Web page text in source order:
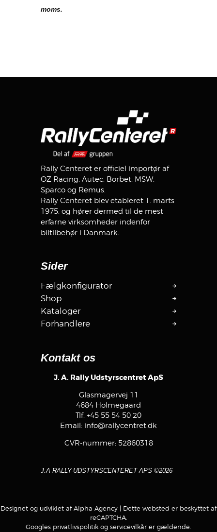
moms.
Rally Centeret er officiel importør af
OZ Racing, Autec, Borbet, MSW,
Sparco og Remus.
Rally Centeret blev etableret 1. marts
1975, og hører dermed til de mest
erfarne virksomheder indenfor
biltilbehør i Danmark.
Sider
Fælgkonfigurator
Shop
Kataloger
Forhandlere
Kontakt os
J. A. Rally Udstyrscentret ApS
Glasmagervej 11
4684 Holmegaard
Tlf. +45 55 54 50 20
Email: info@rallycentret.dk
CVR-nummer: 52860318
J.A RALLY-UDSTYRSCENTERET APS ©2026
Designet og udviklet af Alpha Agency | Dette websted er beskyttet af
reCAPTCHA.
Googles privatlivspolitik og servicevilkår er gældende.